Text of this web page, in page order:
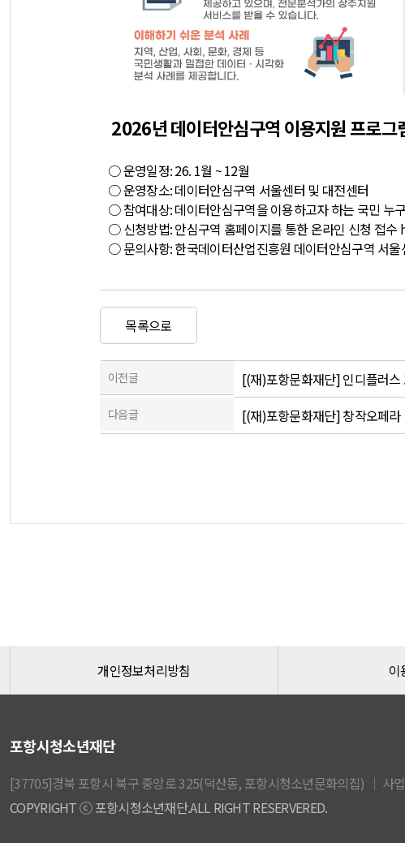
2026년 데이터안심구역 이용지원 프로그
○ 운영일정: 26. 1월 ~ 12월
○ 운영장소: 데이터안심구역 서울센터 및 대전센터
○ 참여대상: 데이터안심구역을 이용하고자 하는 국민 누
○ 신청방법: 안심구역 홈페이지를 통한 온라인 신청 접수
○ 문의사항: 한국데이터산업진흥원 데이터안심구역
목록으로
이전글 [(재)포항문화재단] 인디플러
다음글 [(재)포항문화재단] 창작오페
개인정보처리방침 이
포항시청소년재단
[37705]경북 포항시 북구 중앙로 325(덕산동, 포항시청소년문화의집) │
COPYRIGHT ⓒ 포항시청소년재단.ALL RIGHT RESERVERED.